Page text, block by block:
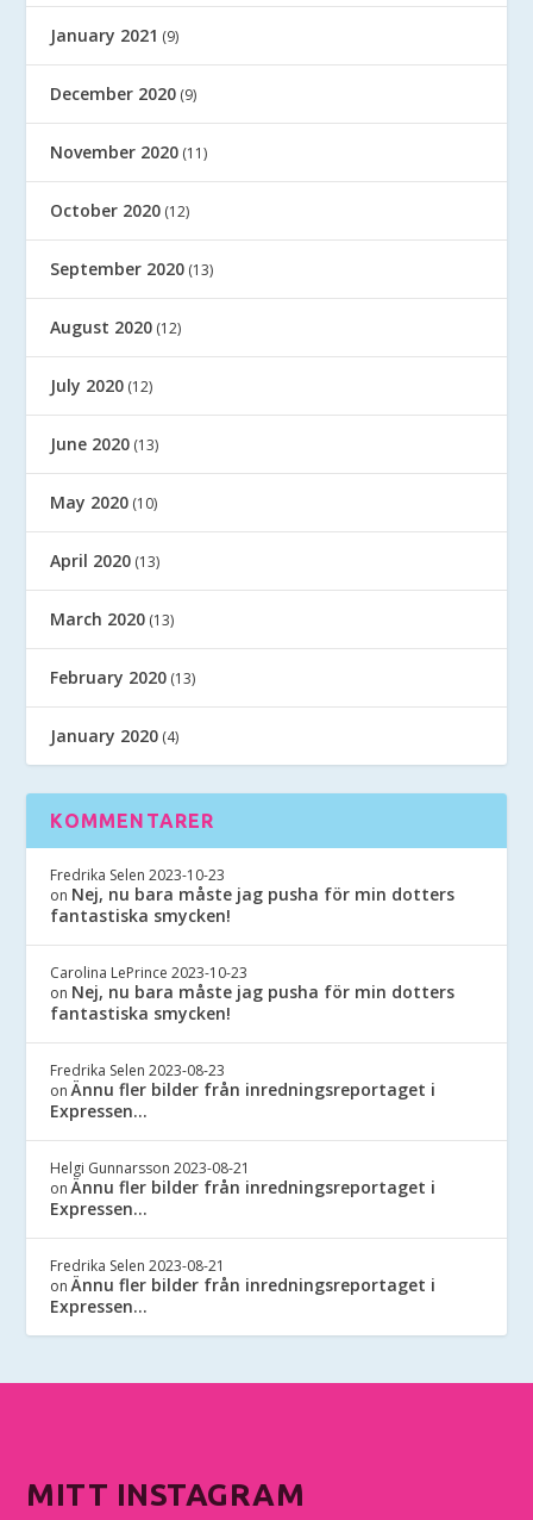
January 2021 (9)
December 2020 (9)
November 2020 (11)
October 2020 (12)
September 2020 (13)
August 2020 (12)
July 2020 (12)
June 2020 (13)
May 2020 (10)
April 2020 (13)
March 2020 (13)
February 2020 (13)
January 2020 (4)
KOMMENTARER
Fredrika Selen 2023-10-23
on Nej, nu bara måste jag pusha för min dotters
fantastiska smycken!
Carolina LePrince 2023-10-23
on Nej, nu bara måste jag pusha för min dotters
fantastiska smycken!
Fredrika Selen 2023-08-23
onÄnnu fler bilder från inredningsreportaget i
Expressen…
Helgi Gunnarsson 2023-08-21
onÄnnu fler bilder från inredningsreportaget i
Expressen…
Fredrika Selen 2023-08-21
onÄnnu fler bilder från inredningsreportaget i
Expressen…
MITT INSTAGRAM